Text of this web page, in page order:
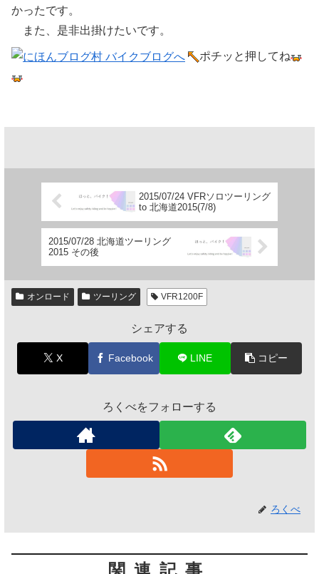
かったです。
また、是非出掛けたいです。
ポチッと押してね
2015/07/24 VFRソロツーリング
to 北海道2015(7/8)
2015/07/28 北海道ツーリング
2015 その後
オンロード ツーリング VFR1200F
シェアする
X Facebook LINE コピー
ろくべをフォローする
ろくべ
関連記事